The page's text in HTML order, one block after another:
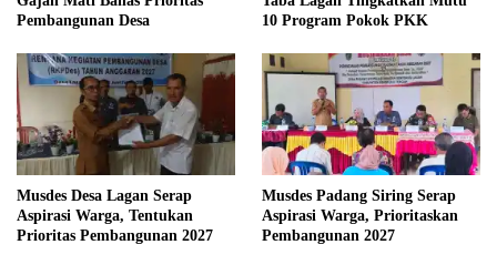
Pembangunan Desa
10 Program Pokok PKK
Musdes Desa Lagan Serap
Aspirasi Warga, Tentukan
Prioritas Pembangunan 2027
Musdes Padang Siring Serap
Aspirasi Warga, Prioritaskan
Pembangunan 2027